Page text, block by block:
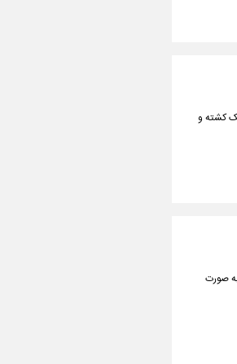
شیراز به جهرم، یک کشته و
صورت